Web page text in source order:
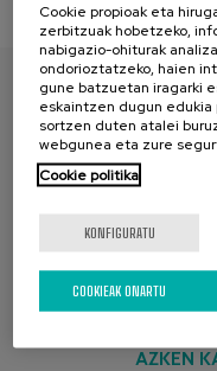
AZKEN
Cookie propioak eta
zerbitzuak hobetzeko,
nabigazio-ohiturak
ondorioztatzeko, haien
gune batzuetan iragarki
eskaintzen dugun
sortzen duten atalei
webgunea eta zure
Cookie politika
KONFIGURATU
COOKIEAK ONARTU